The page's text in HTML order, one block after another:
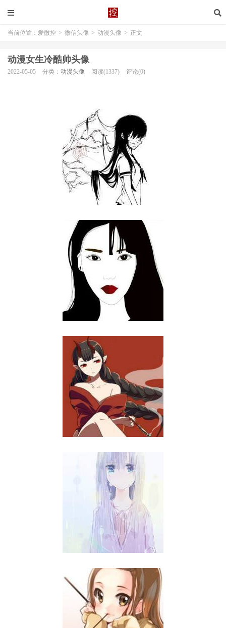
当前位置： 爱微控 > 微信头像 > 动漫头像 > 正文
动漫女生冷酷帅头像
2022-05-05 分类： 动漫头像 阅读(1337) 评论(0)